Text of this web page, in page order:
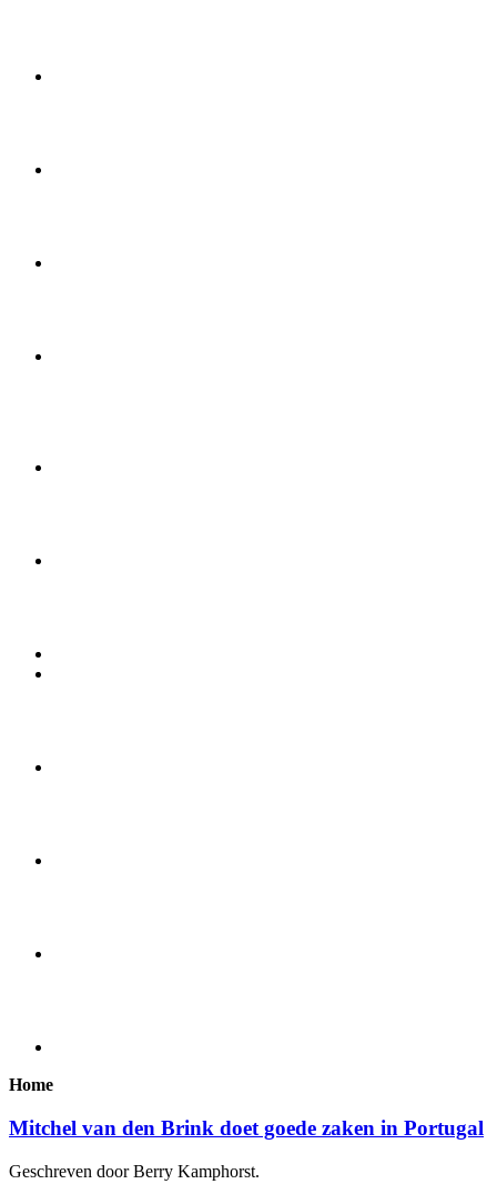
Home
Mitchel van den Brink doet goede zaken in Portugal
Geschreven door Berry Kamphorst.